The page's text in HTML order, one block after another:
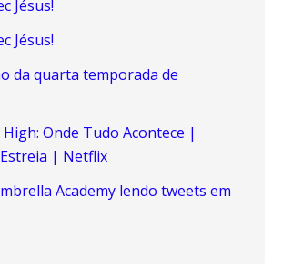
Jésus!
Jésus!
da quarta temporada de
Onde Tudo Acontece |
| Netflix
Academy lendo tweets em